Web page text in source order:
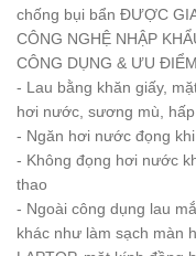
chống bụi bẩn ĐƯỢC
CÔNG NGHỆ NHẬP
CÔNG DỤNG & ƯU
- Lau bằng khăn giấy,
hơi nước, sương mù, hấp
- Ngăn hơi nước đọng
- Không đọng hơi nước
thao
- Ngoài công dụng lau
khác như làm sạch màn